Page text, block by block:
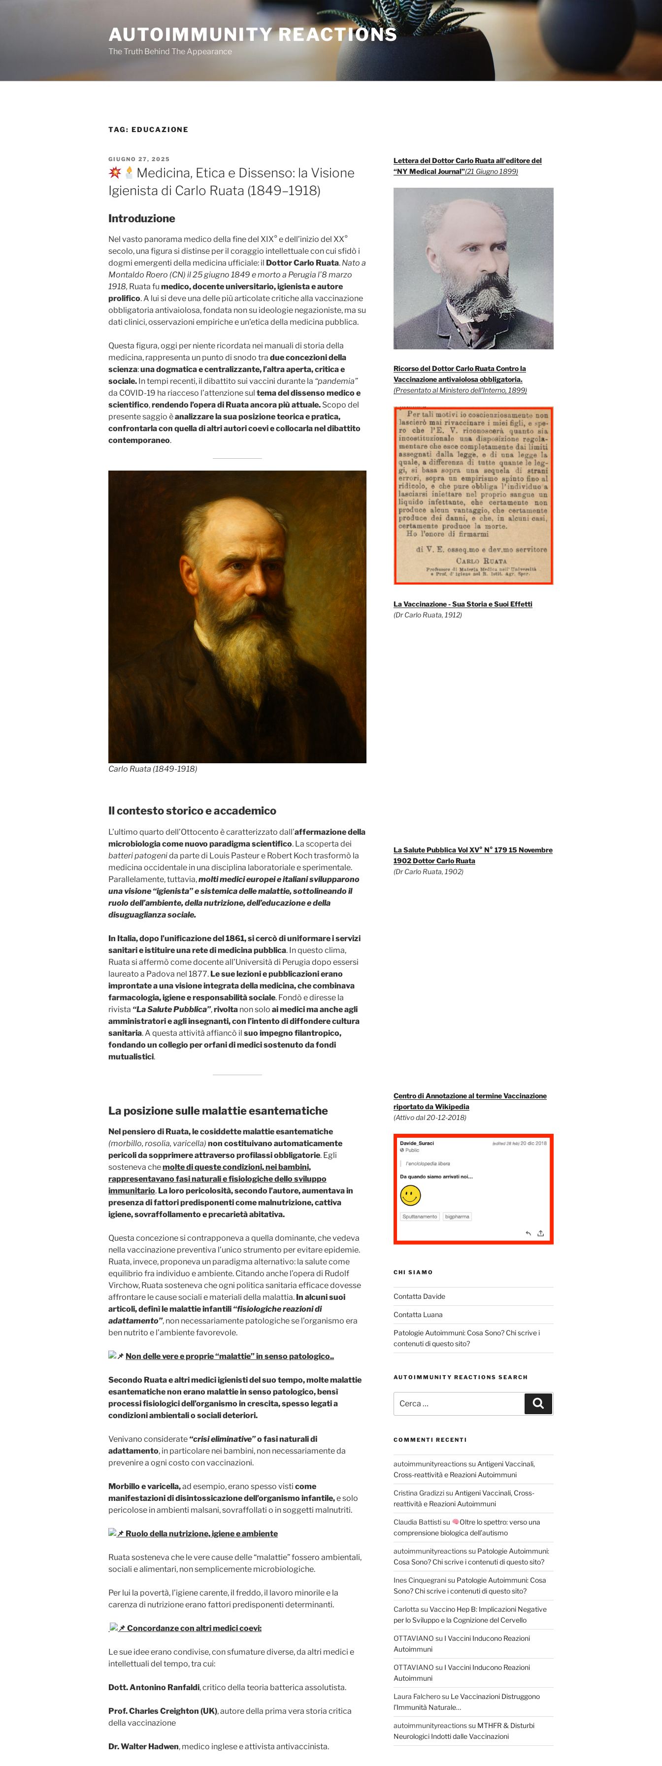
AUTOIMMUNITY REACTIONS
The Truth Behind The Appearance
TAG: EDUCAZIONE
PUBBLICATO
IL
GIUGNO 27, 2025
Medicina, Etica e Dissenso: la Visione
Igienista di Carlo Ruata (1849–1918)
Introduzione
Nel vasto panorama medico della fine del XIX° e dell’inizio del XX°
secolo, una figura si distinse per il coraggio intellettuale con cui sfidò i
dogmi emergenti della medicina ufficiale: il Dottor Carlo Ruata. Nato a
Montaldo Roero (CN) il 25 giugno 1849 e morto a Perugia l’8 marzo
1918, Ruata fu medico, docente universitario, igienista e autore
prolifico. A lui si deve una delle più articolate critiche alla vaccinazione
obbligatoria antivaiolosa, fondata non su ideologie negazioniste, ma su
dati clinici, osservazioni empiriche e un’etica della medicina pubblica.
Questa figura, oggi per niente ricordata nei manuali di storia della
medicina, rappresenta un punto di snodo tra due concezioni della
scienza:una dogmatica e centralizzante, l’altra aperta, critica e
sociale. In tempi recenti, il dibattito sui vaccini durante la “pandemia”
da COVID-19 ha riacceso l’attenzione sul tema del dissenso medico e
scientifico,rendendo l’opera di Ruata ancora più attuale. Scopo del
presente saggio èanalizzare la sua posizione teorica e pratica,
confrontarla con quella di altri autori coevi e collocarla nel dibattito
contemporaneo.
Carlo Ruata (1849-1918)
Il contesto storico e accademico
L’ultimo quarto dell’Ottocento è caratterizzato dall’affermazione della
microbiologia come nuovo paradigma scientifico. La scoperta dei
batteri patogenida parte di Louis Pasteur e Robert Koch trasformò la
medicina occidentale in una disciplina laboratoriale e sperimentale.
Parallelamente, tuttavia,molti medici europei e italiani svilupparono
una visione “igienista” e sistemica delle malattie, sottolineando il
ruolo dell’ambiente, della nutrizione, dell’educazione e della
disuguaglianza sociale.
In Italia, dopo l’unificazione del 1861, si cercò di uniformare i servizi
sanitari e istituire una rete di medicina pubblica. In questo clima,
Ruata si affermò come docente all’Università di Perugia dopo essersi
laureato a Padova nel 1877. Le sue lezioni e pubblicazioni erano
improntate a una visione integrata della medicina, che combinava
farmacologia, igiene e responsabilità sociale. Fondò e diresse la
rivista “La Salute Pubblica”,rivolta non solo ai medici ma anche agli
amministratori e agli insegnanti, con l’intento di diffondere cultura
sanitaria. A questa attività affiancò il suo impegno filantropico,
fondando un collegio per orfani di medici sostenuto da fondi
mutualistici.
La posizione sulle malattie esantematiche
Nel pensiero di Ruata, le cosiddette malattie esantematiche
(morbillo, rosolia, varicella) non costituivano automaticamente
pericoli da sopprimere attraverso profilassi obbligatorie. Egli
sosteneva chemolte di queste condizioni, nei bambini,
rappresentavano fasi naturali e fisiologiche dello sviluppo
immunitario. La loro pericolosità, secondo l’autore, aumentava in
presenza di fattori predisponenti come malnutrizione, cattiva
igiene, sovraffollamento e precarietà abitativa.
Questa concezione si contrapponeva a quella dominante, che vedeva
nella vaccinazione preventiva l’unico strumento per evitare epidemie.
Ruata, invece, proponeva un paradigma alternativo: la salute come
equilibrio fra individuo e ambiente. Citando anche l’opera di Rudolf
Virchow, Ruata sosteneva che ogni politica sanitaria efficace dovesse
affrontare le cause sociali e materiali della malattia. In alcuni suoi
articoli, definì le malattie infantili “fisiologiche reazioni di
adattamento”, non necessariamente patologiche se l’organismo era
ben nutrito e l’ambiente favorevole.
Non delle vere e proprie “malattie” in senso patologico..
Secondo Ruata e altri medici igienisti del suo tempo, molte malattie
esantematiche non erano malattie in senso patologico, bensì
processi fisiologici dell’organismo in crescita, spesso legati a
condizioni ambientali o sociali deteriori.
Venivano considerate “crisi eliminative”o fasi naturali di
adattamento, in particolare nei bambini, non necessariamente da
prevenire a ogni costo con vaccinazioni.
Morbillo e varicella,ad esempio, erano spesso visti come
manifestazioni di disintossicazione dell’organismo infantile,e solo
pericolose in ambienti malsani, sovraffollati o in soggetti malnutriti.
Ruolo della nutrizione, igiene e ambiente
Ruata sosteneva che le vere cause delle “malattie” fossero ambientali,
sociali e alimentari, non semplicemente microbiologiche.
Per lui la povertà, l’igiene carente, il freddo, il lavoro minorile e la
carenza di nutrizione erano fattori predisponenti determinanti.
Concordanze con altri medici coevi:
Le sue idee erano condivise, con sfumature diverse, da altri medici e
intellettuali del tempo, tra cui:
Dott. Antonino Ranfaldi, critico della teoria batterica assolutista.
Prof. Charles Creighton (UK), autore della prima vera storia critica
della vaccinazione
Dr. Walter Hadwen, medico inglese e attivista antivaccinista.
Lettera del Dottor Carlo Ruata all'editore del
“NY Medical Journal”(21 Giugno 1899)
Ricorso del Dottor Carlo Ruata Contro la
Vaccinazione antivaiolosa obbligatoria.
(Presentato al Ministero dell'Interno, 1899)
La Vaccinazione - Sua Storia e Suoi Effetti
(Dr Carlo Ruata, 1912)
La Salute Pubblica Vol XV° N° 179 15 Novembre
1902 Dottor Carlo Ruata
(Dr Carlo Ruata, 1902)
Centro di Annotazione al termine Vaccinazione
riportato da Wikipedia
(Attivo dal 20-12-2018)
CHI SIAMO
Contatta Davide
Contatta Luana
Patologie Autoimmuni: Cosa Sono? Chi scrive i
contenuti di questo sito?
AUTOIMMUNITY REACTIONS SEARCH
COMMENTI RECENTI
autoimmunityreactionssu Antigeni Vaccinali,
Cross-reattività e Reazioni Autoimmuni
Cristina Gradizzisu Antigeni Vaccinali, Cross-
reattività e Reazioni Autoimmuni
Claudia Battistisu
Oltre lo spettro: verso una
comprensione biologica dell’autismo
autoimmunityreactionssu Patologie Autoimmuni:
Cosa Sono? Chi scrive i contenuti di questo sito?
Ines Cinquegranisu Patologie Autoimmuni: Cosa
Sono? Chi scrive i contenuti di questo sito?
Carlotta su Vaccino Hep B: Implicazioni Negative
per lo Sviluppo e la Cognizione del Cervello
OTTAVIANO su I Vaccini Inducono Reazioni
Autoimmuni
OTTAVIANO su I Vaccini Inducono Reazioni
Autoimmuni
Laura Falcherosu Le Vaccinazioni Distruggono
l’Immunità Naturale…
autoimmunityreactionssu MTHFR & Disturbi
Neurologici Indotti dalle Vaccinazioni